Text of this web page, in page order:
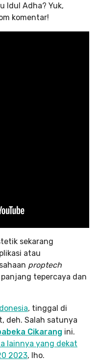
Idul Adha? Yuk,
komentar!
sekarang
atau
proptech
tepercaya dan
, tinggal di
deh. Salah satunya
Cikarang ini.
lainnya yang dekat
2023, lho.